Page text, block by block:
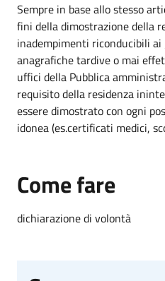
Sempre in base allo stesso
fini della dimostrazione della
inadempimenti riconducibili
anagrafiche tardive o mai
uffici della Pubblica
requisito della residenza
essere dimostrato con ogni
idonea (es.certificati medici,
Come fare
dichiarazione di volontà